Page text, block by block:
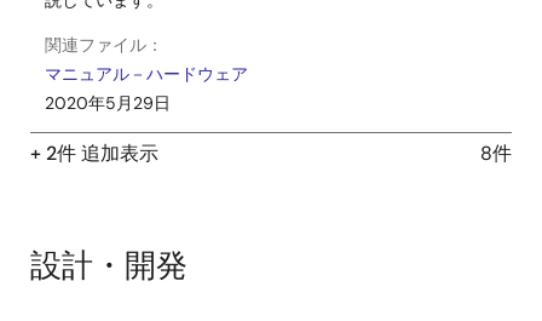
関連ファイル：
マニュアル－ハードウェア
2020年5月29日
+ 2件 追加表示 8件
設計・開発